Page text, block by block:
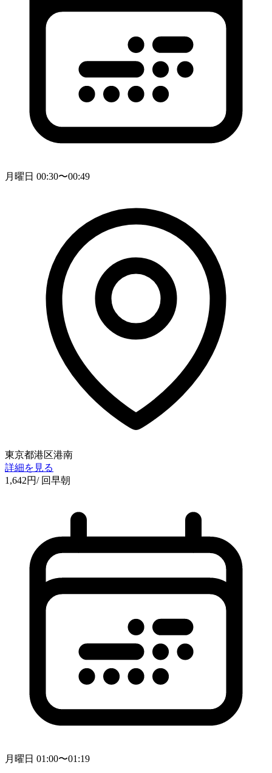
月曜日 00:30〜00:49
東京都港区港南
詳細を見る
1,642円/ 回早朝
月曜日 01:00〜01:19